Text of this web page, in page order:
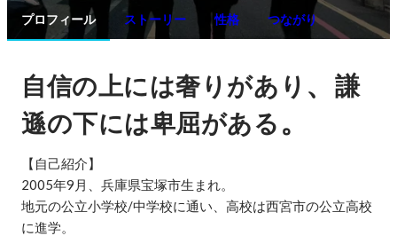
プロフィール ストーリー 性格 つながり
自信の上には奢りがあり 、 謙
遜の下には卑屈がある。
【自己紹介】
2005年9月、兵庫県宝塚市生まれ。
地元の公立小学校/中学校に通い、高校は西宮市の公立高校
に進学。